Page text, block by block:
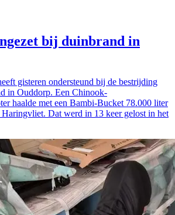
bij duinbrand in
gisteren ondersteund bij de bestrijding
in Ouddorp. Een Chinook-
haalde met een Bambi-Bucket 78.000 liter
Dat werd in 13 keer gelost in het